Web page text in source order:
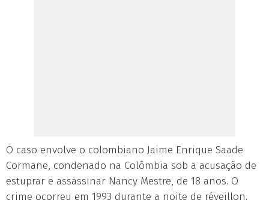
O caso envolve o colombiano Jaime Enrique Saade
Cormane, condenado na Colômbia sob a acusação de
estuprar e assassinar Nancy Mestre, de 18 anos. O
crime ocorreu em 1993 durante a noite de réveillon.